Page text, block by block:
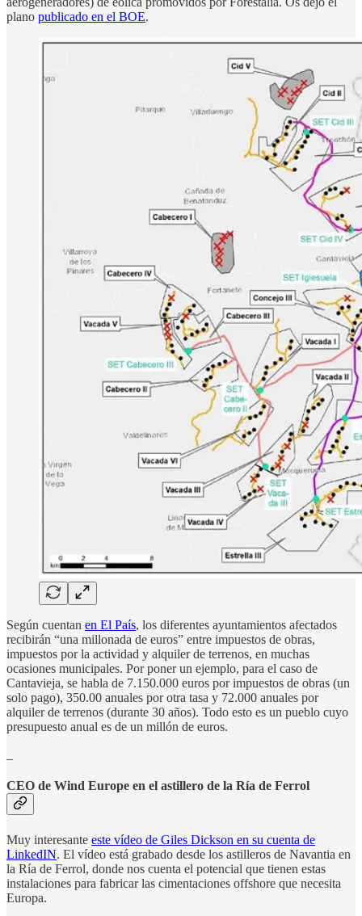
plano publicado en el BOE.
Según cuentan en El País, los diferentes ayuntamientos afectados
recibirán “una millonada de euros” entre impuestos de obras,
impuestos por la actividad y alquiler de terrenos, en muchas
ocasiones municipales. Por poner un ejemplo, para el caso de
Cantavieja, se habla de 7.150.000 euros por impuestos de obras (un
solo pago), 350.00 anuales por otra tasa y 72.000 anuales por
alquiler de terrenos (durante 30 años). Todo esto es un pueblo cuyo
presupuesto anual es de un millón de euros.
CEO de Wind Europe en el astillero de la Ría de Ferrol
Muy interesante este vídeo de Giles Dickson en su cuenta de
LinkedIN. El vídeo está grabado desde los astilleros de Navantia en
la Ría de Ferrol, donde nos cuenta el potencial que tienen estas
instalaciones para fabricar las cimentaciones offshore que necesita
Europa.